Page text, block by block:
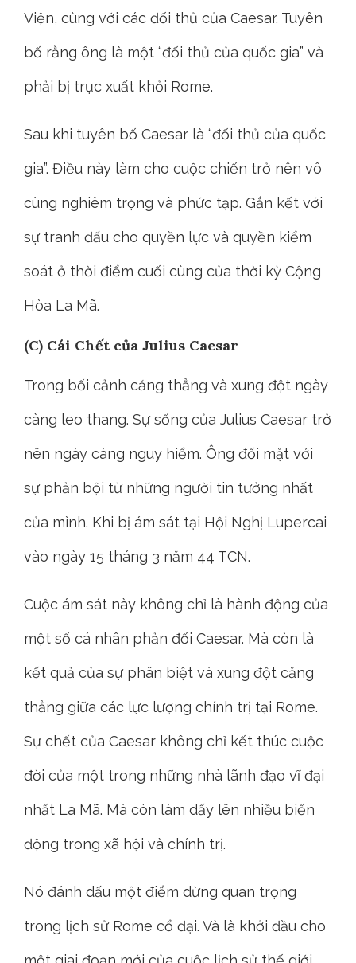
Viện, cùng với các đối thủ của Caesar. Tuyên
bố rằng ông là một “đối thủ của quốc gia” và
phải bị trục xuất khỏi Rome.
Sau khi tuyên bố Caesar là “đối thủ của quốc
gia”. Điều này làm cho cuộc chiến trở nên vô
cùng nghiêm trọng và phức tạp. Gắn kết với
sự tranh đấu cho quyền lực và quyền kiểm
soát ở thời điểm cuối cùng của thời kỳ Cộng
Hòa La Mã.
(C) Cái Chết của Julius Caesar
Trong bối cảnh căng thẳng và xung đột ngày
càng leo thang. Sự sống của Julius Caesar trở
nên ngày càng nguy hiểm. Ông đối mặt với
sự phản bội từ những người tin tưởng nhất
của mình. Khi bị ám sát tại Hội Nghị Lupercai
vào ngày 15 tháng 3 năm 44 TCN.
Cuộc ám sát này không chỉ là hành động của
một số cá nhân phản đối Caesar. Mà còn là
kết quả của sự phân biệt và xung đột căng
thẳng giữa các lực lượng chính trị tại Rome.
Sự chết của Caesar không chỉ kết thúc cuộc
đời của một trong những nhà lãnh đạo vĩ đại
nhất La Mã. Mà còn làm dấy lên nhiều biến
động trong xã hội và chính trị.
Nó đánh dấu một điểm dừng quan trọng
trong lịch sử Rome cổ đại. Và là khởi đầu cho